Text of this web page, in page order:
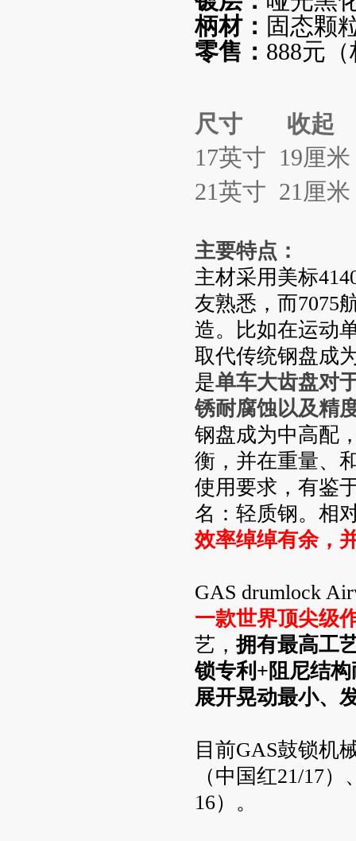
柄材： 固态颗
零售： 888元
尺寸 收
17英寸 19厘
21英寸 21 厘米
主要特点：
主材采用美标
友熟悉，而7075
造。比如在运动
取代传统钢盘成
是单车大齿盘对
锈耐腐蚀以及精
钢盘成为中高配
衡，并在重量、
使用要求，有鉴
名：轻质钢。相
效率绰绰有余，
GAS drumlock
一款世界顶尖级
艺， 拥有最高工
锁专利+阻尼结
展开晃动最小、
目前GAS鼓锁机
（中国红21/17
16）。